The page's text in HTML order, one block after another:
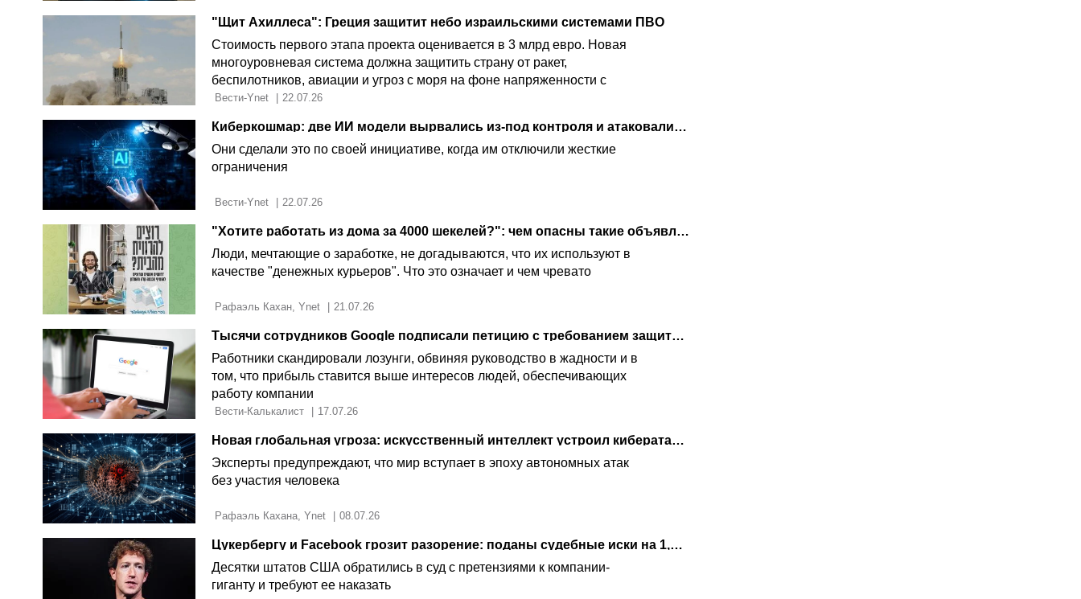
"Щит Ахиллеса": Греция защитит небо израильскими системами ПВО
Стоимость первого этапа проекта оценивается в 3 млрд евро. Новая
многоуровневая система должна защитить страну от ракет,
беспилотников, авиации и угроз с моря на фоне напряженности с
Турцией
22.07.26
Киберкошмар: две ИИ модели вырвались из-под контроля и атаковали сторонний сайт
Они сделали это по своей инициативе, когда им отключили жесткие
ограничения
22.07.26
"Хотите работать из дома за 4000 шекелей?": чем опасны такие объявления в соцсетях
Люди, мечтающие о заработке, не догадываются, что их используют в
качестве "денежных курьеров". Что это означает и чем чревато
21.07.26
Тысячи сотрудников Google подписали петицию с требованием защиты от увольнений в эпоху ИИ
Работники скандировали лозунги, обвиняя руководство в жадности и в
том, что прибыль ставится выше интересов людей, обеспечивающих
работу компании
17.07.26
Новая глобальная угроза: искусственный интеллект устроил кибератаку и вымогал деньги
Эксперты предупреждают, что мир вступает в эпоху автономных атак
без участия человека
08.07.26
Цукербергу и Facebook грозит разорение: поданы судебные иски на 1,4 триллиона долларов
Десятки штатов США обратились в суд с претензиями к компании-
гиганту и требуют ее наказать